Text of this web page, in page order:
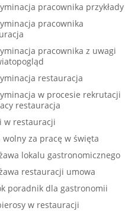
pracownika przykłady
pracownika
pracownika z uwagi
restauracja
w procesie rekrutacji
restauracja
w restauracji
wolny za pracę w święta
lokalu gastronomicznego
restauracji umowa
poradnik dla gastronomii
w restauracji